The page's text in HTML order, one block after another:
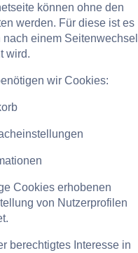
können ohne den
werden. Für diese ist es
einem Seitenwechsel
wird.
wir Cookies:
Cookies erhobenen
von Nutzerprofilen
berechtigtes Interesse in